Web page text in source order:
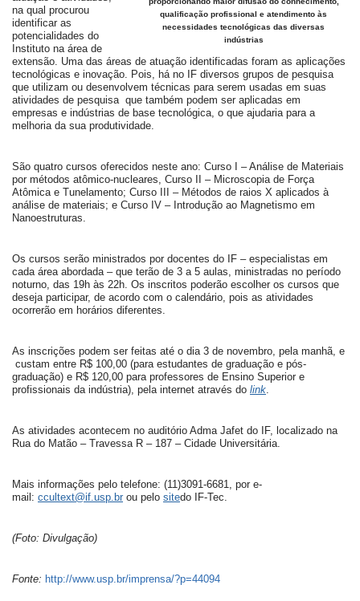
qualificação profissional e atendimento às
necessidades tecnológicas das diversas
indústrias
na qual procurou
identificar as
potencialidades do
Instituto na área de
extensão. Uma das áreas de atuação identificadas foram as aplicações
tecnológicas e inovação. Pois, há no IF diversos grupos de pesquisa
que utilizam ou desenvolvem técnicas para serem usadas em suas
atividades de pesquisa que também podem ser aplicadas em
empresas e indústrias de base tecnológica, o que ajudaria para a
melhoria da sua produtividade.
São quatro cursos oferecidos neste ano: Curso I – Análise de Materiais
por métodos atômico-nucleares, Curso II – Microscopia de Força
Atômica e Tunelamento; Curso III – Métodos de raios X aplicados à
análise de materiais; e Curso IV – Introdução ao Magnetismo em
Nanoestruturas.
Os cursos serão ministrados por docentes do IF – especialistas em
cada área abordada – que terão de 3 a 5 aulas, ministradas no período
noturno, das 19h às 22h. Os inscritos poderão escolher os cursos que
deseja participar, de acordo com o calendário, pois as atividades
ocorrerão em horários diferentes.
As inscrições podem ser feitas até o dia 3 de novembro, pela manhã, e
custam entre R$ 100,00 (para estudantes de graduação e pós-
graduação) e R$ 120,00 para professores de Ensino Superior e
profissionais da indústria), pela internet através do link.
As atividades acontecem no auditório Adma Jafet do IF, localizado na
Rua do Matão – Travessa R – 187 – Cidade Universitária.
Mais informações pelo telefone: (11)3091-6681, por e-
mail: ccultext@if.usp.br ou pelo sitedo IF-Tec.
(Foto: Divulgação)
Fonte: http://www.usp.br/imprensa/?p=44094